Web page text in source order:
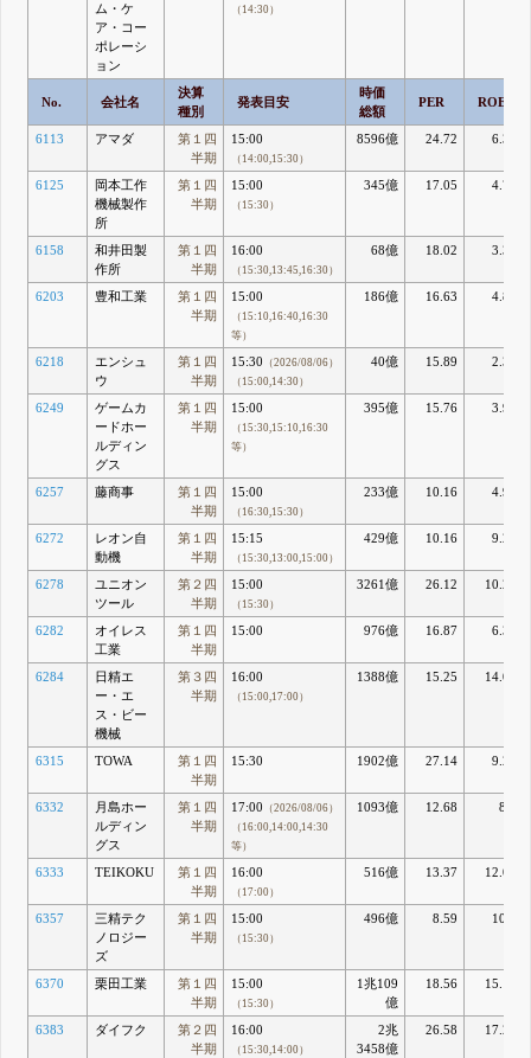
ム・ケ
ア・コー
ポレーシ
ョン
（14:30）
No. 会社名
決算
種別
発表目安
時価
総額
PER ROE
6113 アマダ
第１四
半期
15:00
（14:00,15:30）
8596億 24.72 6.36
6125
岡本工作
機械製作
所
第１四
半期
15:00
（15:30）
345億 17.05 4.75
6158
和井田製
作所
第１四
半期
16:00
（15:30,13:45,16:30）
68億 18.02 3.34
6203 豊和工業
第１四
半期
15:00
（15:10,16:40,16:30
等）
186億 16.63 4.83
6218
エンシュ
ウ
第１四
半期
15:30 （2026/08/06）
（15:00,14:30）
40億 15.89 2.33
6249
ゲームカ
ードホー
ルディン
グス
第１四
半期
15:00
（15:30,15:10,16:30
等）
395億 15.76 3.97
6257 藤商事
第１四
半期
15:00
（16:30,15:30）
233億 10.16 4.97
6272
レオン自
動機
第１四
半期
15:15
（15:30,13:00,15:00）
429億 10.16 9.25
6278
ユニオン
ツール
第２四
半期
15:00
（15:30）
3261億 26.12 10.29
6282
オイレス
工業
第１四
半期
15:00 976億 16.87 6.32
6284
日精エ
ー・エ
ス・ビー
機械
第３四
半期
16:00
（15:00,17:00）
1388億 15.25 14.01
6315 TOWA
第１四
半期
15:30 1902億 27.14 9.27
6332
月島ホー
ルディン
グス
第１四
半期
17:00 （2026/08/06）
（16:00,14:00,14:30
等）
1093億 12.68 8.8
6333 TEIKOKU
第１四
半期
16:00
（17:00）
516億 13.37 12.03
6357
三精テク
ノロジー
ズ
第１四
半期
15:00
（15:30）
496億 8.59 10.5
6370 栗田工業
第１四
半期
15:00
（15:30）
1兆109
億
18.56 15.13
6383 ダイフク
第２四
半期
16:00
（15:30,14:00）
2兆
3458億
26.58 17.24